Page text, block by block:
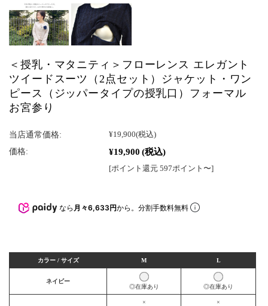
＜授乳・マタニティ＞フローレンス エレガント
ツイードスーツ（2点セット）ジャケット・ワン
ピース（ジッパータイプの授乳口）フォーマル
お宮参り
当店通常価格: ¥19,900(税込)
価格: ¥19,900 (税込)
[ポイント還元 597ポイント〜]
なら 月々6,633円から。分割手数料無料
カラー / サイズ M L
ネイビー
◎在庫あり
◎在庫あり
× ×